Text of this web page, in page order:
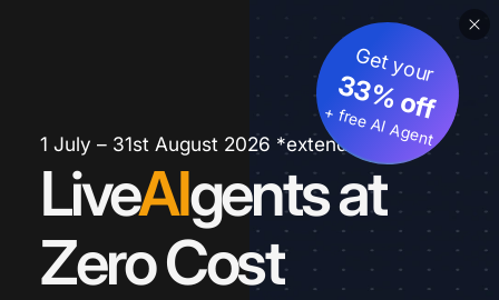
1 July – 31st August 2026 *extended
LiveAIgents at
Zero Cost
Get your
33% off
+ free AI Agent